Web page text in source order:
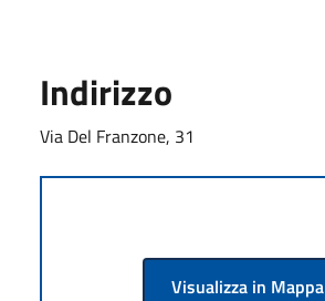
Indirizzo
Via Del Franzone, 31
Visualizza in Mappa